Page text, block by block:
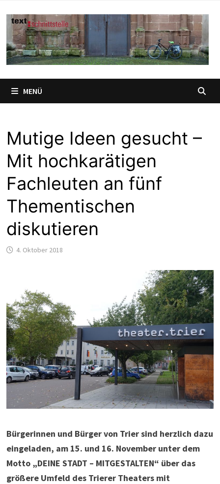
Inhalt
springen
MENÜ
Mutige Ideen gesucht –
Mit hochkarätigen
Fachleuten an fünf
Thementischen
diskutieren
4. Oktober 2018
Bürgerinnen und Bürger von Trier sind herzlich dazu
eingeladen, am 15. und 16. November unter dem
Motto „DEINE STADT – MITGESTALTEN“ über das
größere Umfeld des Trierer Theaters mit